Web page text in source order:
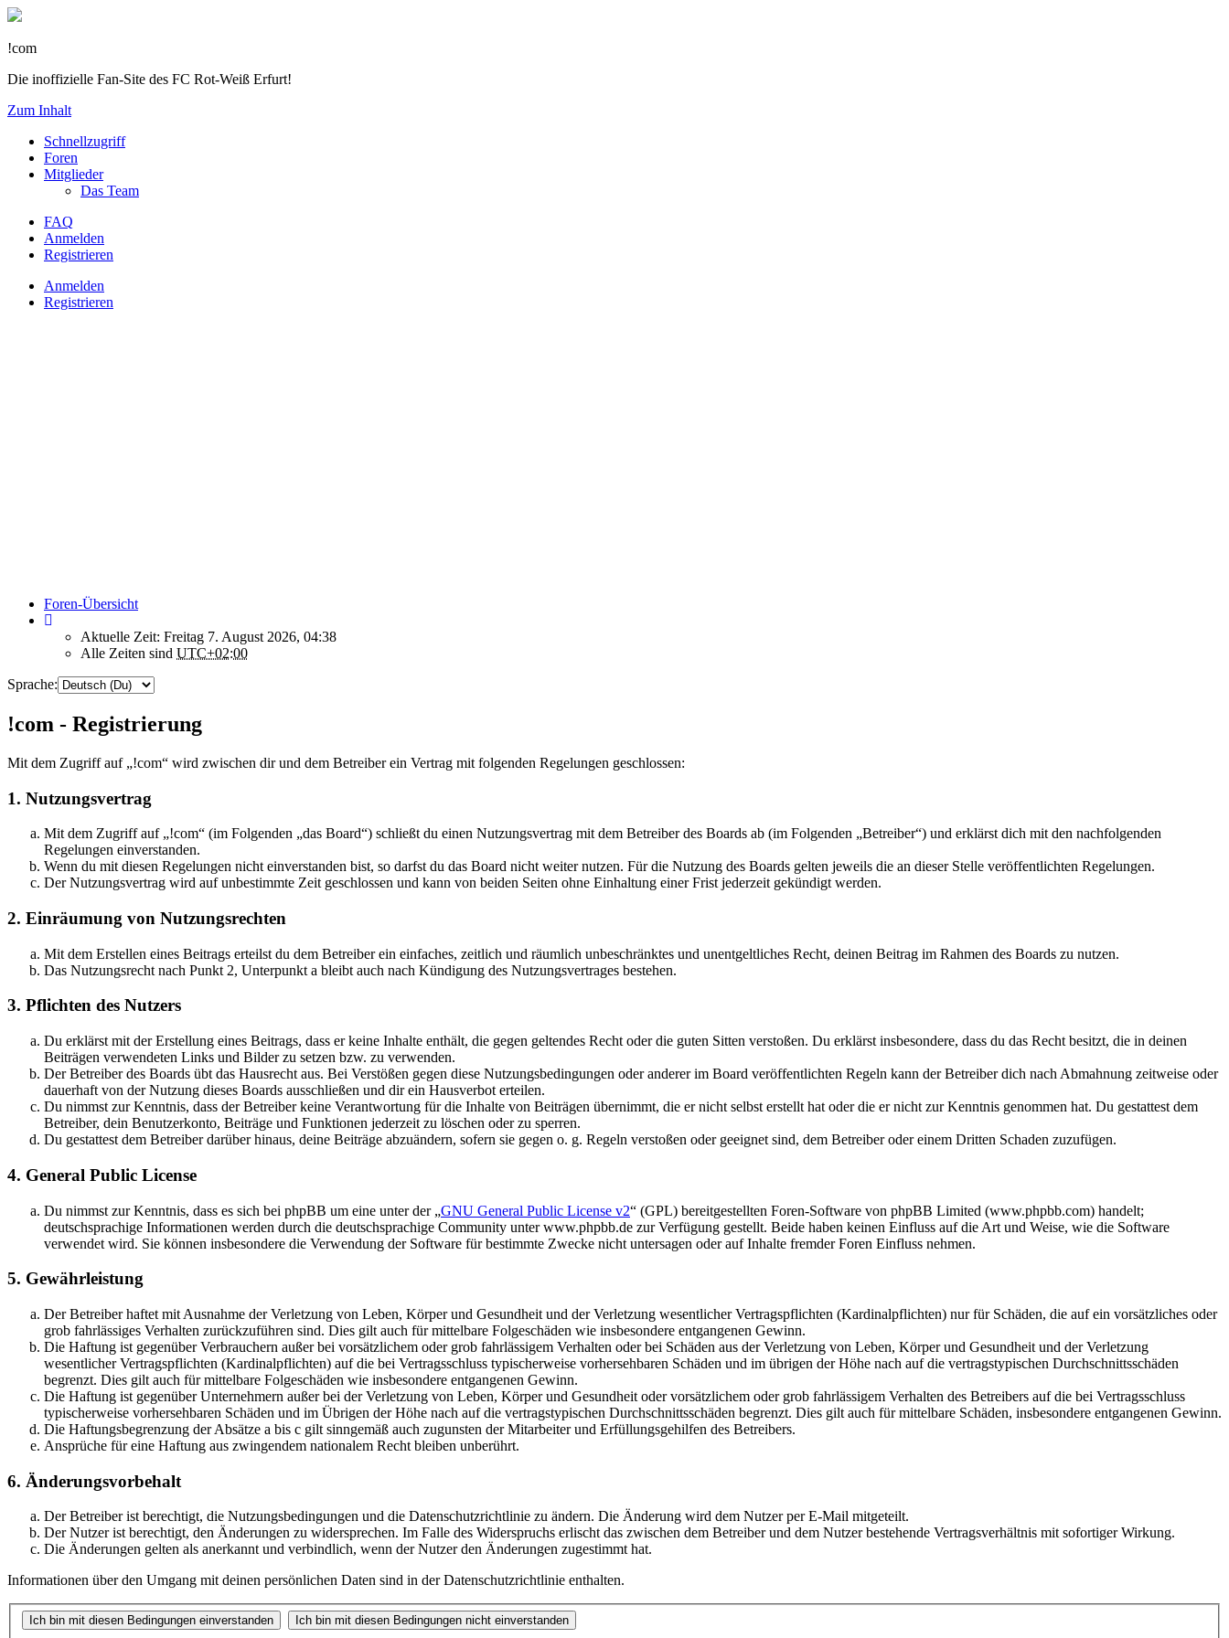
!com
Die inoffizielle Fan-Site des FC Rot-Weiß Erfurt!
Zum Inhalt
Schnellzugriff
Foren
Mitglieder
Das Team
FAQ
Anmelden
Registrieren
Anmelden
Registrieren
Foren-Übersicht
Aktuelle Zeit: Freitag 7. August 2026, 04:38
Alle Zeiten sind UTC+02:00
Sprache:
!com - Registrierung
Mit dem Zugriff auf „!com“ wird zwischen dir und dem Betreiber ein Vertrag mit folgenden Regelungen geschlossen:
1. Nutzungsvertrag
Mit dem Zugriff auf „!com“ (im Folgenden „das Board“) schließt du einen Nutzungsvertrag mit dem Betreiber des Boards ab (im Folgenden „Betreiber“) und erklärst dich mit den nachfolgenden
Regelungen einverstanden.
Wenn du mit diesen Regelungen nicht einverstanden bist, so darfst du das Board nicht weiter nutzen. Für die Nutzung des Boards gelten jeweils die an dieser Stelle veröffentlichten Regelungen.
Der Nutzungsvertrag wird auf unbestimmte Zeit geschlossen und kann von beiden Seiten ohne Einhaltung einer Frist jederzeit gekündigt werden.
2. Einräumung von Nutzungsrechten
Mit dem Erstellen eines Beitrags erteilst du dem Betreiber ein einfaches, zeitlich und räumlich unbeschränktes und unentgeltliches Recht, deinen Beitrag im Rahmen des Boards zu nutzen.
Das Nutzungsrecht nach Punkt 2, Unterpunkt a bleibt auch nach Kündigung des Nutzungsvertrages bestehen.
3. Pflichten des Nutzers
Du erklärst mit der Erstellung eines Beitrags, dass er keine Inhalte enthält, die gegen geltendes Recht oder die guten Sitten verstoßen. Du erklärst insbesondere, dass du das Recht besitzt, die in deinen
Beiträgen verwendeten Links und Bilder zu setzen bzw. zu verwenden.
Der Betreiber des Boards übt das Hausrecht aus. Bei Verstößen gegen diese Nutzungsbedingungen oder anderer im Board veröffentlichten Regeln kann der Betreiber dich nach Abmahnung zeitweise oder
dauerhaft von der Nutzung dieses Boards ausschließen und dir ein Hausverbot erteilen.
Du nimmst zur Kenntnis, dass der Betreiber keine Verantwortung für die Inhalte von Beiträgen übernimmt, die er nicht selbst erstellt hat oder die er nicht zur Kenntnis genommen hat. Du gestattest dem
Betreiber, dein Benutzerkonto, Beiträge und Funktionen jederzeit zu löschen oder zu sperren.
Du gestattest dem Betreiber darüber hinaus, deine Beiträge abzuändern, sofern sie gegen o. g. Regeln verstoßen oder geeignet sind, dem Betreiber oder einem Dritten Schaden zuzufügen.
4. General Public License
Du nimmst zur Kenntnis, dass es sich bei phpBB um eine unter der „GNU General Public License v2“ (GPL) bereitgestellten Foren-Software von phpBB Limited (www.phpbb.com) handelt;
deutschsprachige Informationen werden durch die deutschsprachige Community unter www.phpbb.de zur Verfügung gestellt. Beide haben keinen Einfluss auf die Art und Weise, wie die Software
verwendet wird. Sie können insbesondere die Verwendung der Software für bestimmte Zwecke nicht untersagen oder auf Inhalte fremder Foren Einfluss nehmen.
5. Gewährleistung
Der Betreiber haftet mit Ausnahme der Verletzung von Leben, Körper und Gesundheit und der Verletzung wesentlicher Vertragspflichten (Kardinalpflichten) nur für Schäden, die auf ein vorsätzliches oder
grob fahrlässiges Verhalten zurückzuführen sind. Dies gilt auch für mittelbare Folgeschäden wie insbesondere entgangenen Gewinn.
Die Haftung ist gegenüber Verbrauchern außer bei vorsätzlichem oder grob fahrlässigem Verhalten oder bei Schäden aus der Verletzung von Leben, Körper und Gesundheit und der Verletzung
wesentlicher Vertragspflichten (Kardinalpflichten) auf die bei Vertragsschluss typischerweise vorhersehbaren Schäden und im übrigen der Höhe nach auf die vertragstypischen Durchschnittsschäden
begrenzt. Dies gilt auch für mittelbare Folgeschäden wie insbesondere entgangenen Gewinn.
Die Haftung ist gegenüber Unternehmern außer bei der Verletzung von Leben, Körper und Gesundheit oder vorsätzlichem oder grob fahrlässigem Verhalten des Betreibers auf die bei Vertragsschluss
typischerweise vorhersehbaren Schäden und im Übrigen der Höhe nach auf die vertragstypischen Durchschnittsschäden begrenzt. Dies gilt auch für mittelbare Schäden, insbesondere entgangenen Gewinn.
Die Haftungsbegrenzung der Absätze a bis c gilt sinngemäß auch zugunsten der Mitarbeiter und Erfüllungsgehilfen des Betreibers.
Ansprüche für eine Haftung aus zwingendem nationalem Recht bleiben unberührt.
6. Änderungsvorbehalt
Der Betreiber ist berechtigt, die Nutzungsbedingungen und die Datenschutzrichtlinie zu ändern. Die Änderung wird dem Nutzer per E-Mail mitgeteilt.
Der Nutzer ist berechtigt, den Änderungen zu widersprechen. Im Falle des Widerspruchs erlischt das zwischen dem Betreiber und dem Nutzer bestehende Vertragsverhältnis mit sofortiger Wirkung.
Die Änderungen gelten als anerkannt und verbindlich, wenn der Nutzer den Änderungen zugestimmt hat.
Informationen über den Umgang mit deinen persönlichen Daten sind in der Datenschutzrichtlinie enthalten.